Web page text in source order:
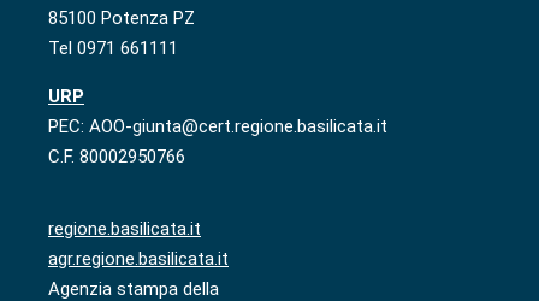
85100 Potenza PZ
Tel 0971 661111
URP
PEC: AOO-giunta@cert.regione.basilicata.it
C.F. 80002950766
regione.basilicata.it
agr.regione.basilicata.it
Agenzia stampa della